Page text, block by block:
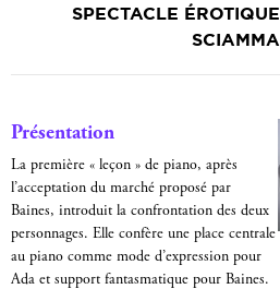
SPECTACLE ÉROTIQUE
SCIAMMA
Présentation
La première « leçon » de piano, après
l’acceptation du marché proposé par
Baines, introduit la confrontation des deux
personnages. Elle confère une place centrale
au piano comme mode d’expression pour
Ada et support fantasmatique pour Baines.